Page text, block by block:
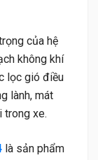
của hệ
không khí
lọc gió điều
lành, mát
trong xe.
là sản phẩm